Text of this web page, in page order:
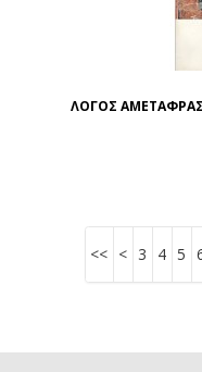
ΛΟΓΟΣ
<< < 3 4 5